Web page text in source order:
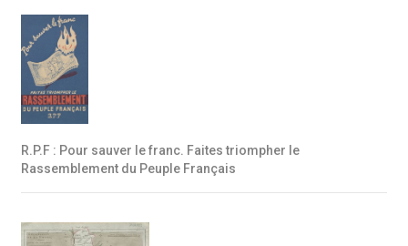
R.P.F : Pour sauver le franc. Faites triompher le
Rassemblement du Peuple Français